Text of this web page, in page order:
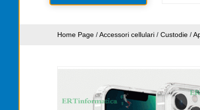
Home Page /Accessori cellulari / Custodie /